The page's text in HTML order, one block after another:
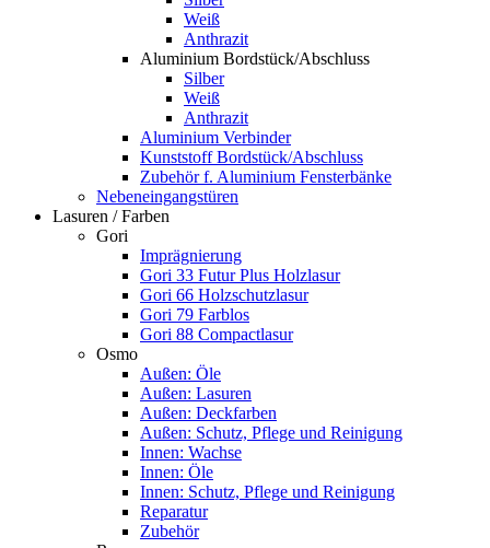
Weiß
Anthrazit
Aluminium Bordstück/Abschluss
Silber
Weiß
Anthrazit
Aluminium Verbinder
Kunststoff Bordstück/Abschluss
Zubehör f. Aluminium Fensterbänke
Nebeneingangstüren
Lasuren / Farben
Gori
Imprägnierung
Gori 33 Futur Plus Holzlasur
Gori 66 Holzschutzlasur
Gori 79 Farblos
Gori 88 Compactlasur
Osmo
Außen: Öle
Außen: Lasuren
Außen: Deckfarben
Außen: Schutz, Pflege und Reinigung
Innen: Wachse
Innen: Öle
Innen: Schutz, Pflege und Reinigung
Reparatur
Zubehör